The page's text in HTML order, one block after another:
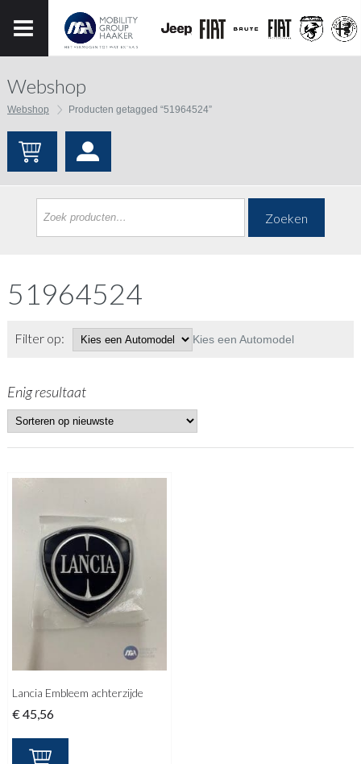
Webshop
Webshop Producten getagged “51964524”
Zoeken
51964524
Filter op: Kies een Automodel
Enig resultaat
Lancia Embleem achterzijde
€45,56